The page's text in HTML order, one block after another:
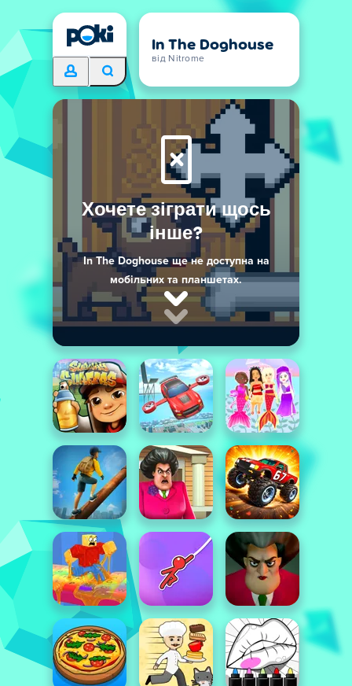
In The Doghouse
від Nitrome
Хочете зіграти щось
інше?
In The Doghouse ще не доступна на
мобільних та планшетах.